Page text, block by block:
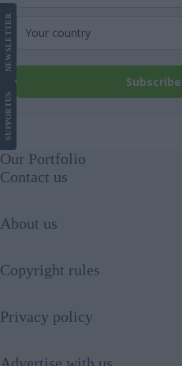
Subscribe
SUPPORT
US
NEWS
LETTER
Our Portfolio
Contact us
About us
Copyright rules
Privacy policy